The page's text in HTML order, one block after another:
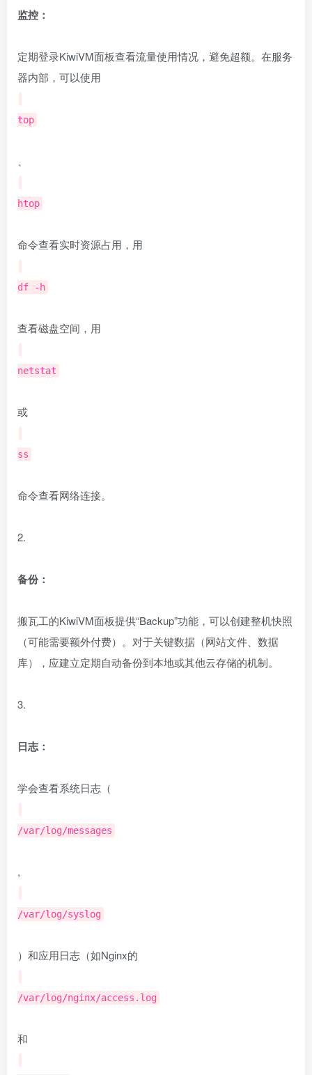
监控：
定期登录KiwiVM面板查看流量使用情况，避免超额。在服务
器内部，可以使用
top
htop
命令查看实时资源占用，用
df -h
查看磁盘空间，用
netstat
或
命令查看网络连接。
2.
备份：
搬瓦工的KiwiVM面板提供“Backup”功能，可以创建整机快照
（可能需要额外付费）。对于关键数据（网站文件、数据
库），应建立定期自动备份到本地或其他云存储的机制。
3.
日志：
学会查看系统日志（
/var/log/messages
/var/log/syslog
）和应用日志（如Nginx的
/var/log/nginx/access.log
和